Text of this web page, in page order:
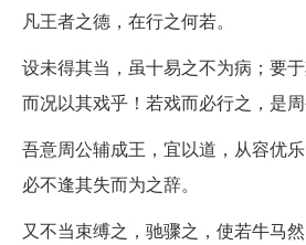
凡王者之德，在行之何若。
设未得其当，虽十易之不为病；要
而况以其戏乎！若戏而必行之，是周
吾意周公辅成王，宜以道，从容优
必不逢其失而为之辞。
又不当束缚之，驰骤之，使若牛马然